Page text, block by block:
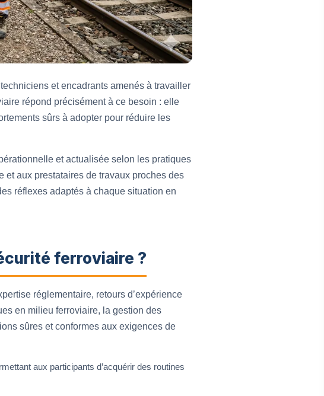
et encadrants amenés à travailler
répond précisément à ce besoin : elle
sûrs à adopter pour réduire les
et actualisée selon les pratiques
et aux prestataires de travaux proches des
réflexes adaptés à chaque situation en
ferroviaire ?
réglementaire, retours d’expérience
en milieu ferroviaire, la gestion des
sûres et conformes aux exigences de
aux participants d’acquérir des routines